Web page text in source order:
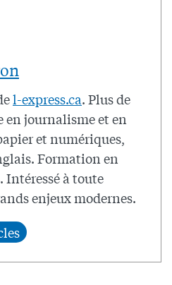
l-express.ca. Plus de
en journalisme et en
et numériques,
Formation en
à toute
enjeux modernes.